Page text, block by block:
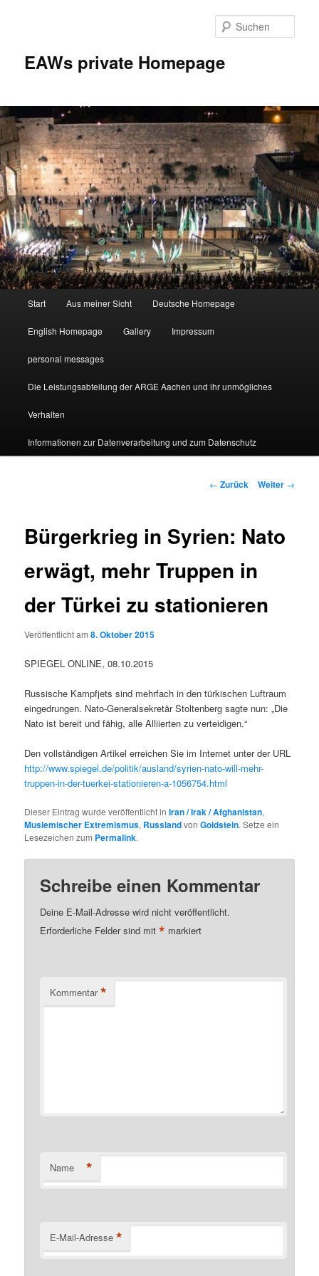
EAWs private Homepage
Start Aus meiner Sicht Deutsche Homepage
English Homepage Gallery Impressum
personal messages
Die Leistungsabteilung der ARGE Aachen und ihr unmögliches
Verhalten
Informationen zur Datenverarbeitung und zum Datenschutz
Beitragsnavigation
← Zurück Weiter →
Bürgerkrieg in Syrien: Nato
erwägt, mehr Truppen in
der Türkei zu stationieren
Veröffentlicht am8. Oktober 2015
SPIEGEL ONLINE, 08.10.2015
Russische Kampfjets sind mehrfach in den türkischen Luftraum
eingedrungen. Nato-Generalsekretär Stoltenberg sagte nun: „Die
Nato ist bereit und fähig, alle Alliierten zu verteidigen.“
Den vollständigen Artikel erreichen Sie im Internet unter der URL
http://www.spiegel.de/politik/ausland/syrien-nato-will-mehr-
truppen-in-der-tuerkei-stationieren-a-1056754.html
Dieser Eintrag wurde veröffentlicht inIran / Irak / Afghanistan,
Muslemischer Extremismus, RusslandvonGoldstein. Setze ein
Lesezeichen zum Permalink.
Schreibe einen Kommentar
Deine E-Mail-Adresse wird nicht veröffentlicht.
Erforderliche Felder sind mit* markiert
Kommentar *
Name *
E-Mail-Adresse *